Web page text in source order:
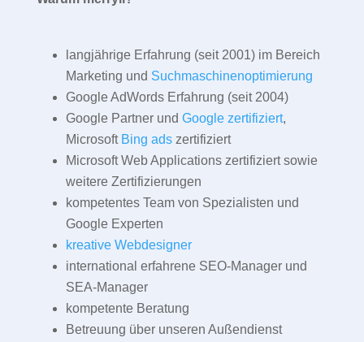
langjährige Erfahrung (seit 2001) im Bereich
Marketing und Suchmaschinenoptimierung
Google AdWords Erfahrung (seit 2004)
Google Partner und Google zertifiziert,
Microsoft Bing adszertifiziert
Microsoft Web Applications zertifiziert sowie
weitere Zertifizierungen
kompetentes Team von Spezialisten und
Google Experten
kreative Webdesigner
international erfahrene SEO-Manager und
SEA-Manager
kompetente Beratung
Betreuung über unseren Außendienst